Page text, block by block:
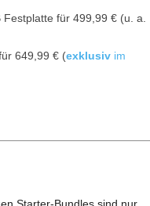
für 499,99 € (u. a.
649,99 € (exklusivim